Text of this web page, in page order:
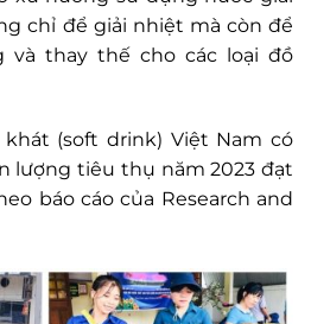
chỉ để giải nhiệt mà còn để
và thay thế cho các loại đồ
(soft drink) Việt Nam có
lượng tiêu thụ năm 2023 đạt
báo cáo của Research and